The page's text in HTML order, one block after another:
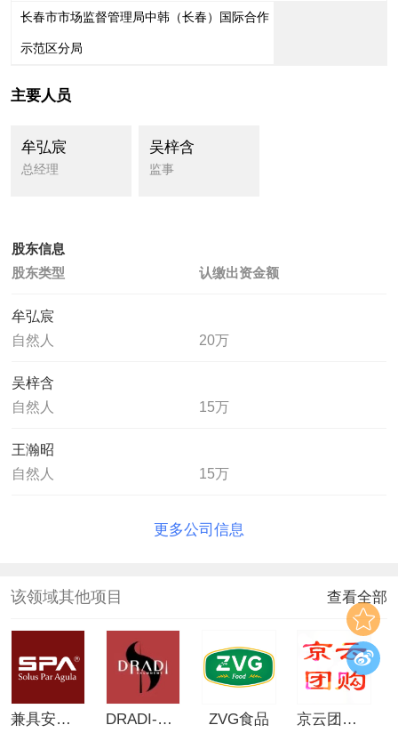
长春市市场监督管理局中韩（长春）国际合作
示范区分局
主要人员
牟弘宸
总经理
吴梓含
监事
股东信息
股东类型
认缴出资金额
牟弘宸
自然人
20万
吴梓含
自然人
15万
王瀚昭
自然人
15万
更多公司信息
该领域其他项目 查看全部
兼具安全和功效的护肤品 DRADI-艺术衍生新玩法 ZVG食品 京云团购（智慧社区云团购+020共享连锁新零售）